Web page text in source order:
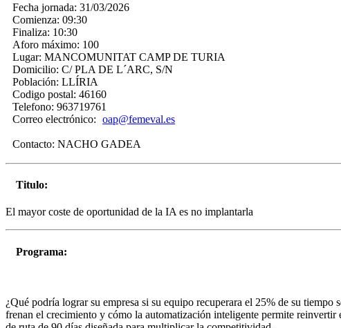
Fecha jornada: 31/03/2026
Comienza: 09:30
Finaliza: 10:30
Aforo máximo: 100
Lugar: MANCOMUNITAT CAMP DE TURIA
Domicilio: C/ PLA DE L´ARC, S/N
Población: LLÍRIA
Codigo postal: 46160
Telefono: 963719761
Correo electrónico: oap@femeval.es
Contacto: NACHO GADEA
Titulo:
El mayor coste de oportunidad de la IA es no implantarla
Programa:
¿Qué podría lograr su empresa si su equipo recuperara el 25% de su tiempo
frenan el crecimiento y cómo la automatización inteligente permite reinvertir